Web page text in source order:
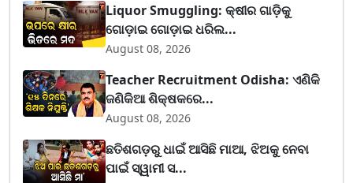
Liquor Smuggling: କ୍ଷୀର ଗାଡ଼ିକୁ
ଗୋଡ଼ାଇ ଗୋଡ଼ାଇ ଧରିଲ...
August 08, 2026
Teacher Recruitment Odisha: ଏଣିକି
ଜଣିକିଆ ଶିକ୍ଷକରେ...
August 08, 2026
ଛତିଶଗଡ଼ରୁ ଧାଇଁ ଆସିଛି ମାଆ, ଝିଅକୁ ନେବା
ପାଇଁ ସ୍ୱାମୀ ସ...